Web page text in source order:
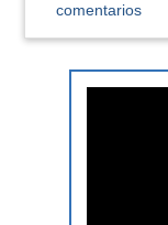
comentarios